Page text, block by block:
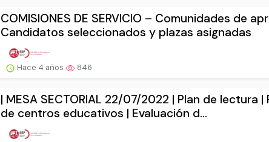
COMISIONES DE SERVICIO – Comunidades de
Candidatos seleccionados y plazas asignadas
Hace 4 años 846
| MESA SECTORIAL 22/07/2022 | Plan de lectura
de centros educativos | Evaluación d...